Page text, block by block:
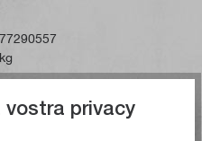
privacy